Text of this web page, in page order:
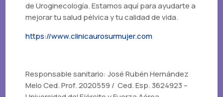
de Uroginecología. Estamos aquí para ayudarte a
mejorar tu salud pélvica y tu calidad de vida.
https://www.clinicaurosurmujer.com
Responsable sanitario: José Rubén Hernández
Melo Ced. Prof. 2020559 / Ced. Esp. 3624923 –